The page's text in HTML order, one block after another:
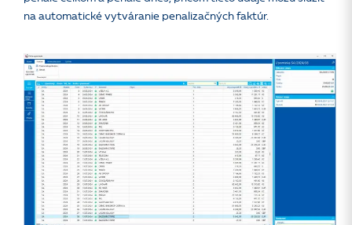
na automatické vytváranie penalizačných faktúr.